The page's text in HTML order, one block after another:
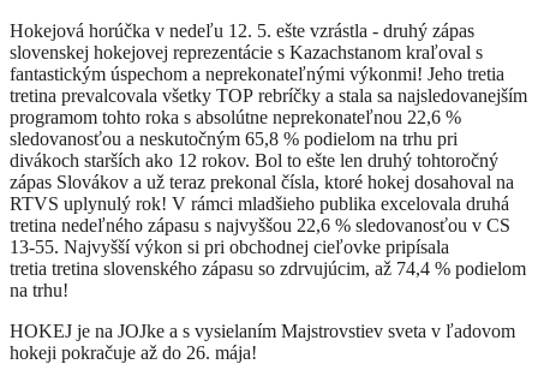
Hokejová horúčka v nedeľu 12. 5. ešte vzrástla - druhý zápas
slovenskej hokejovej reprezentácie s Kazachstanom kraľoval s
fantastickým úspechom a neprekonateľnými výkonmi! Jeho tretia
tretina prevalcovala všetky TOP rebríčky a stala sa najsledovanejším
programom tohto roka s absolútne neprekonateľnou 22,6 %
sledovanosťou a neskutočným 65,8 % podielom na trhu pri
divákoch starších ako 12 rokov. Bol to ešte len druhý tohtoročný
zápas Slovákov a už teraz prekonal čísla, ktoré hokej dosahoval na
RTVS uplynulý rok! V rámci mladšieho publika excelovala druhá
tretina nedeľného zápasu s najvyššou 22,6 % sledovanosťou v CS
13-55. Najvyšší výkon si pri obchodnej cieľovke pripísala
tretia tretina slovenského zápasu so zdrvujúcim, až 74,4 % podielom
na trhu!
HOKEJ je na JOJke a s vysielaním Majstrovstiev sveta v ľadovom
hokeji pokračuje až do 26. mája!